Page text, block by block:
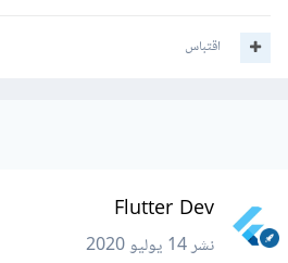
اقتباس
Flutter Dev
نشر14 يوليو 2020